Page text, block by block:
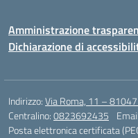
Amministrazione
Dichiarazione di
Indirizzo:Via Roma, 11 –
Centralino:0823692435
Posta elettronica certificata